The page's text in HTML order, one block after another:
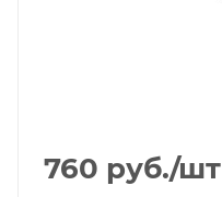
760 руб./шт